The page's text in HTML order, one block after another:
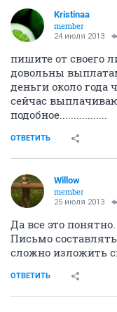
Kristinaa
member
24 июля 2013
пишите от своего
довольны
деньги около года
сейчас
подобное.................
ОТВЕТИТЬ
Willow
member
25 июля 2013
Да все это понятно.
Письмо
сложно изложить
ОТВЕТИТЬ